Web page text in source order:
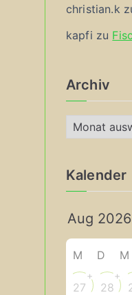
christian.k
kapfi zu
Archiv
r
h
v
Kalender
M D M
27
+
28
+